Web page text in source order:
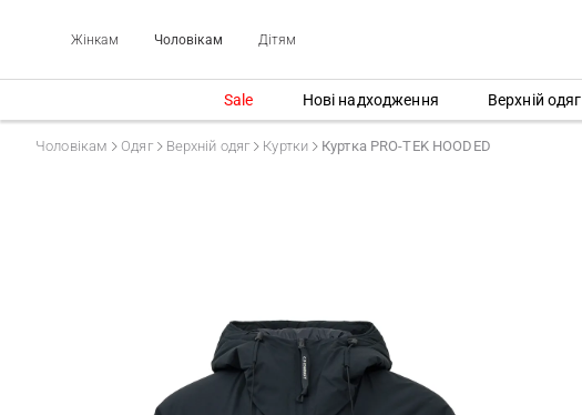
Жінкам Чоловікам Дітям
Sale Нові надходження Верхній одяг
Чоловікам Одяг Верхній одяг Куртки Куртка PRO-TEK HOODED